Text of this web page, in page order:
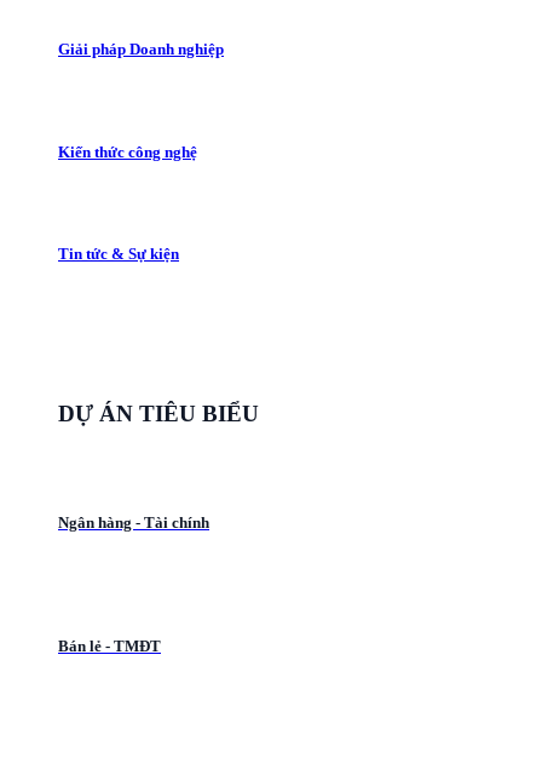
Giải pháp Doanh nghiệp
Kiến thức công nghệ
Tin tức & Sự kiện
DỰ ÁN TIÊU BIỂU
Ngân hàng - Tài chính
Bán lẻ - TMĐT